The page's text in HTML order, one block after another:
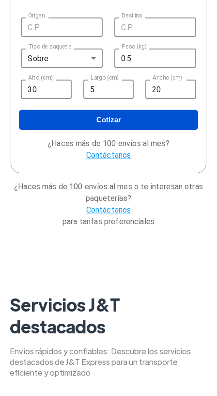
Origen Destino
Tipo de paquete
Sobre
Peso (kg)
Alto (cm) Largo (cm) Ancho (cm)
Cotizar
¿Haces más de 100 envíos al mes?
Contáctanos
¿Haces más de 100 envíos al mes o te interesan otras
paqueterías?
Contáctanos
para tarifas preferenciales
Servicios J&T
destacados
Envíos rápidos y confiables: Descubre los servicios
destacados de J&T Express para un transporte
eficiente y optimizado